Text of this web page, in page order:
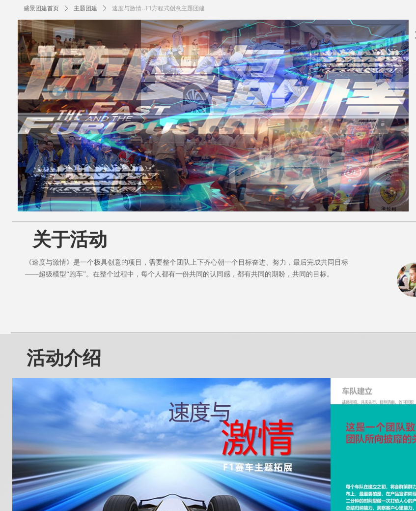
盛景团建首页 ꄲ 主题团建 ꄲ 速度与激情--F1方程式创意主题团建
关于活动
《速度与激情》是一个极具创意的项目，需要整个团队上下齐心朝一个目标奋进、努力，最后完成共同目标
——超级模型“跑车”。在整个过程中，每个人都有一份共同的认同感，都有共同的期盼，共同的目标。
活动介绍